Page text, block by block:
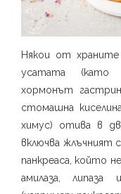
Някои от
усатата (като
хормонът
стомашна
химус) отива в
включва жлъчният
панкреаса, който
амилаза, липаза